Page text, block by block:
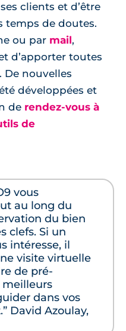
clients et d’être
temps de doutes.
ou par mail,
d’apporter toutes
De nouvelles
développées et
de rendez-vous à
de
vous
au long du
du bien
clefs. Si un
intéresse, il
visite virtuelle
de pré-
meilleurs
dans vos
David Azoulay,